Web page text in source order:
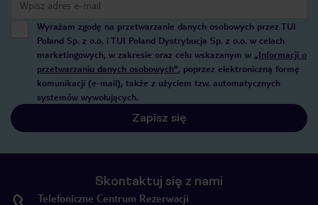
Wyrażam zgodę na przetwarzanie danych osobowych przez TUI
Poland Sp. z o.o. i TUI Poland Dystrybucja Sp. z o.o. w celach
marketingowych, w zakresie oraz celu wskazanym w „Informacji o
przetwarzaniu danych osobowych”, poprzez elektroniczną formę
komunikacji (e-mail), także z użyciem tzw. automatycznych
systemów wywołujących.
Zapisz się
Skontaktuj się z nami
Telefoniczne Centrum Rezerwacji